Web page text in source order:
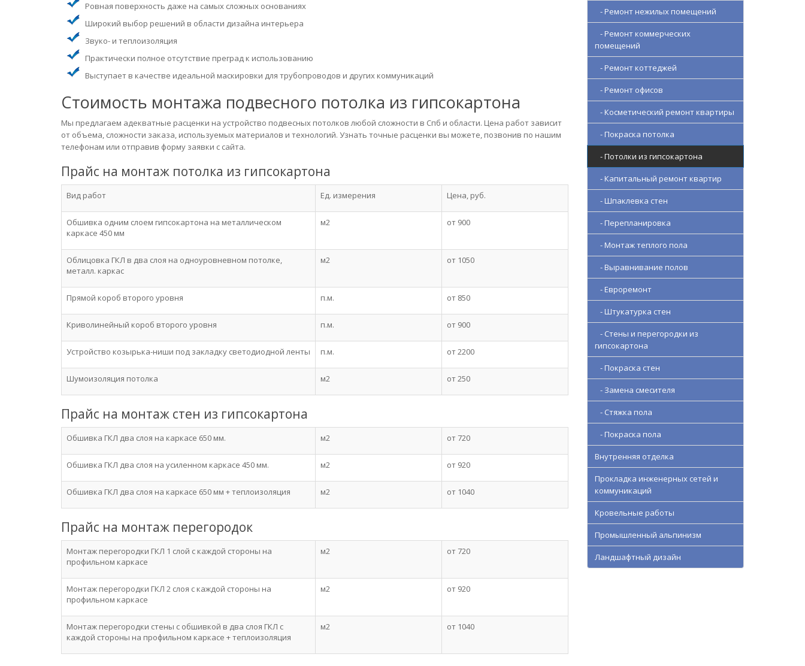
Ровная поверхность даже на самых сложных основаниях
Широкий выбор решений в области дизайна интерьера
Звуко- и теплоизоляция
Практически полное отсутствие преград к использованию
Выступает в качестве идеальной маскировки для трубопроводов и других коммуникаций
Стоимость монтажа подвесного потолка из гипсокартона
Мы предлагаем адекватные расценки на устройство подвесных потолков любой сложности в Спб и области. Цена работ зависит
от объема, сложности заказа, используемых материалов и технологий. Узнать точные расценки вы можете, позвонив по нашим
телефонам или отправив форму заявки с сайта.
Прайс на монтаж потолка из гипсокартона
Вид работ Ед. измерения Цена, руб.
Обшивка одним слоем гипсокартона на металлическом
каркасе 450 мм
м2 от 900
Облицовка ГКЛ в два слоя на одноуровневном потолке,
металл. каркас
м2 от 1050
Прямой короб второго уровня п.м. от 850
Криволинейный короб второго уровня п.м. от 900
Устройство козырька-ниши под закладку светодиодной ленты п.м. от 2200
Шумоизоляция потолка м2 от 250
Прайс на монтаж стен из гипсокартона
Обшивка ГКЛ два слоя на каркасе 650 мм. м2 от 720
Обшивка ГКЛ два слоя на усиленном каркасе 450 мм. м2 от 920
Обшивка ГКЛ два слоя на каркасе 650 мм + теплоизоляция м2 от 1040
Прайс на монтаж перегородок
Монтаж перегородки ГКЛ 1 слой с каждой стороны на
профильном каркасе
м2 от 720
Монтаж перегородки ГКЛ 2 слоя с каждой стороны на
профильном каркасе
м2 от 920
Монтаж перегородки стены с обшивкой в два слоя ГКЛ с
каждой стороны на профильном каркасе + теплоизоляция
м2 от 1040
- Ремонт нежилых помещений
- Ремонт коммерческих
помещений
- Ремонт коттеджей
- Ремонт офисов
- Косметический ремонт квартиры
- Покраска потолка
- Потолки из гипсокартона
- Капитальный ремонт квартир
- Шпаклевка стен
- Перепланировка
- Монтаж теплого пола
- Выравнивание полов
- Евроремонт
- Штукатурка стен
- Стены и перегородки из
гипсокартона
- Покраска стен
- Замена смесителя
- Стяжка пола
- Покраска пола
Внутренняя отделка
Прокладка инженерных сетей и
коммуникаций
Кровельные работы
Промышленный альпинизм
Ландшафтный дизайн